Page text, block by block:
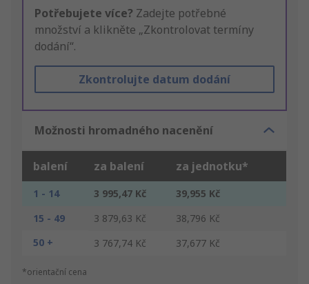
Potřebujete více? Zadejte potřebné
množství a klikněte „Zkontrolovat termíny
dodání“.
Zkontrolujte datum dodání
Možnosti hromadného nacenění
balení za balení za jednotku*
1 - 14 3 995,47 Kč
39,955 Kč
15 - 49
3 879,63 Kč
38,796 Kč
50 +
3 767,74 Kč 37,677 Kč
*orientační cena